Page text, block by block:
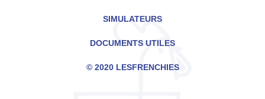
SIMULATEURS
DOCUMENTS UTILES
© 2020 LESFRENCHIES